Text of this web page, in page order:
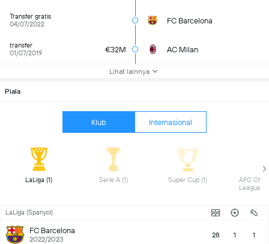
Transfer gratis
04/07/2022
FC Barcelona
transfer
01/07/2019
€32M AC Milan
Lihat lainnya
Piala
Klub Internasional
Serie A (1) AFC
LaLiga (Spanyol)
FC Barcelona
2022/2023 28 1 1